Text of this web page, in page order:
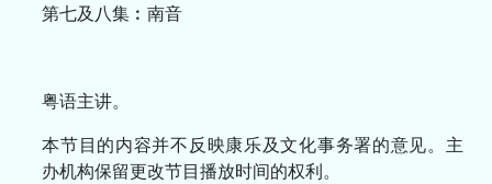
第七及八集︰南音
粤语主讲。
本节目的内容并不反映康乐及文化事务署的意见。主
办机构保留更改节目播放时间的权利。